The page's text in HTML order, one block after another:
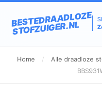
BESTEDRAADLOZE
STOFZUIGER.NL
Home / Alle draadloze